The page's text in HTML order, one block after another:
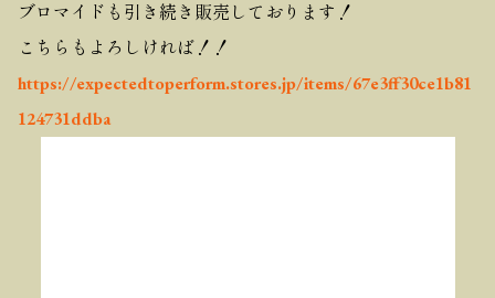
ブロマイドも引き続き販売しております！
こちらもよろしければ！！
https://expectedtoperform.stores.jp/items/67e3ff30ce1b81
124731ddba